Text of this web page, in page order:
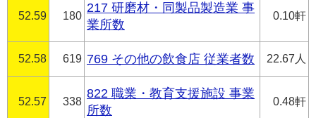
52.59 180
217 研磨材・同製品製造業 事
業所数
0.10軒
52.58 619 769 その他の飲食店 従業者数 22.67人
52.57 338
822 職業・教育支援施設 事業
所数
0.48軒